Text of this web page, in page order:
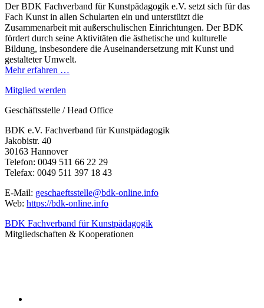
Der BDK Fachverband für Kunstpädagogik e.V. setzt sich für das
Fach Kunst in allen Schularten ein und unterstützt die
Zusammenarbeit mit außerschulischen Einrichtungen. Der BDK
fördert durch seine Aktivitäten die ästhetische und kulturelle
Bildung, insbesondere die Auseinandersetzung mit Kunst und
gestalteter Umwelt.
Mehr erfahren …
Mitglied werden
Geschäftsstelle / Head Office
BDK e.V. Fachverband für Kunstpädagogik
Jakobistr. 40
30163 Hannover
Telefon: 0049 511 66 22 29
Telefax: 0049 511 397 18 43
E-Mail: geschaeftsstelle@bdk-online.info
Web: https://bdk-online.info
BDK Fachverband für Kunstpädagogik
Mitgliedschaften & Kooperationen